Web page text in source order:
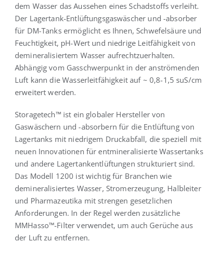
dem Wasser das Aussehen eines Schadstoffs verleiht.
Der Lagertank-Entlüftungsgaswäscher und -absorber
für DM-Tanks ermöglicht es Ihnen, Schwefelsäure und
Feuchtigkeit, pH-Wert und niedrige Leitfähigkeit von
demineralisiertem Wasser aufrechtzuerhalten.
Abhängig vom Gasschwerpunkt in der anströmenden
Luft kann die Wasserleitfähigkeit auf ~ 0,8-1,5 suS/cm
erweitert werden.
Storagetech™ ist ein globaler Hersteller von
Gaswäschern und -absorbern für die Entlüftung von
Lagertanks mit niedrigem Druckabfall, die speziell mit
neuen Innovationen für entmineralisierte Wassertanks
und andere Lagertankentlüftungen strukturiert sind.
Das Modell 1200 ist wichtig für Branchen wie
demineralisiertes Wasser, Stromerzeugung, Halbleiter
und Pharmazeutika mit strengen gesetzlichen
Anforderungen. In der Regel werden zusätzliche
MMHasso™-Filter verwendet, um auch Gerüche aus
der Luft zu entfernen.